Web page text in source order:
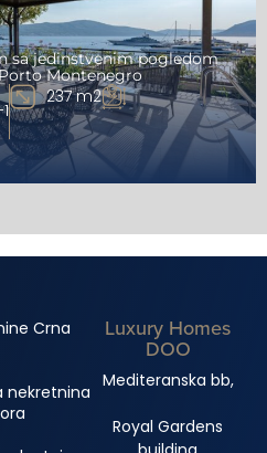
sa jedinstvenim pogledom
Montenegro
237 m2
Crna
nekretnina
Luxury Homes
DOO
Mediteranska bb,
Royal Gardens